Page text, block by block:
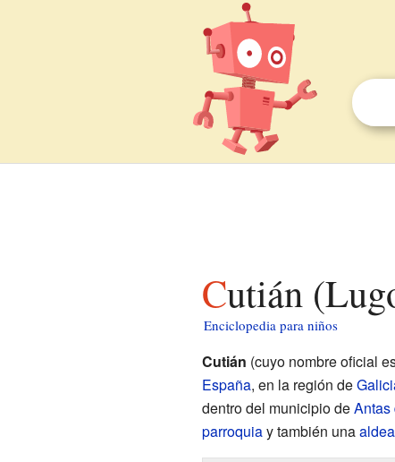
Cutián
Enciclopedia para niños
Cutián (cuyo nombre oficial
España, en la región de
dentro del municipio deAntas
parroquiay también unaaldea